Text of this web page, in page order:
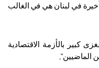
في لبنان هي في الغالب
كبير بالأزمة الاقتصادية
الماضيين".